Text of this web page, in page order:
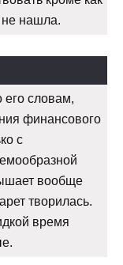
не нашла.
его словам,
финансового
с
вообще
творилась.
время